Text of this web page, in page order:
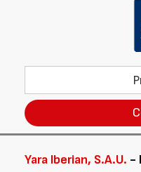
Yara Iberian, S.A.U. -